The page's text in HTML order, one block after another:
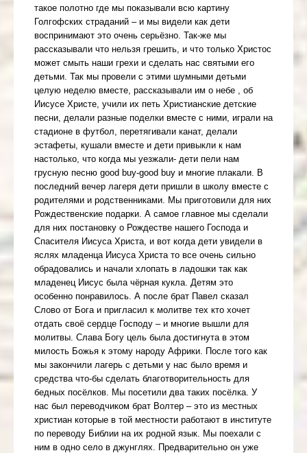
такое полотно где мы показывали всю картину
Голгофских страданий – и мы видели как дети
воспринимают это очень серьёзно. Так-же мы
рассказывали что нельзя грешить, и что только Христос
может смыть наши грехи и сделать нас святыми его
детьми. Так мы провели с этими шумными детьми
целую неделю вместе, рассказывали им о небе , об
Иисусе Христе, учили их петь Христианские детские
песни, делали разные поделки вместе с ними, играли на
стадионе в футбол, перетягивали канат, делали
эстафеты, кушали вместе и дети привыкли к нам
настолько, что когда мы уезжали- дети пели нам
грусную песню good buy-good buy и многие плакали. В
последний вечер лагеря дети пришли в школу вместе с
родителями и родственниками. Мы приготовили для них
Рождественские подарки. А самое главное мы сделали
для них постановку о Рождестве нашего Господа и
Спасителя Иисуса Христа, и вот когда дети увидели в
яслях младенца Иисуса Христа то все очень сильно
обрадовались и начали хлопать в ладошки так как
младенец Иисус была чёрная кукла. Детям это
особенно понравилось. А после брат Павел сказал
Слово от Бога и пригласил к молитве тех кто хочет
отдать своё сердце Господу – и многие вышли для
молитвы. Слава Богу цель была достигнута в этом
милость Божья к этому народу Африки. После того как
мы закончили лагерь с детьми у нас было время и
средства что-бы сделать благотворительность для
бедных посёлков. Мы посетили два таких посёлка. У
нас был переводчиком брат Волтер – это из местных
христиан которые в той местности работают в институте
по переводу Библии на их родной язык. Мы поехали с
ним в одно село в джунглях. Предварительно он уже